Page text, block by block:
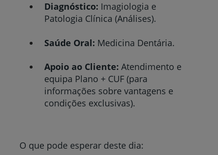
Diagnóstico: Imagiologia e
Patologia Clínica (Análises).
Saúde Oral: Medicina Dentária.
Apoio ao Cliente: Atendimento e
equipa Plano + CUF (para
informações sobre vantagens e
condições exclusivas).
O que pode esperar deste dia: